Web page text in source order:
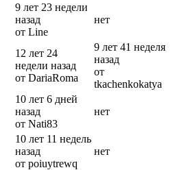
9 лет 23 недели
назад
от Line
нет
12 лет 24
недели назад
от DariaRoma
9 лет 41 неделя
назад
от
tkachenkokatya
10 лет 6 дней
назад
от Nati83
нет
10 лет 11 недель
назад
от poiuytrewq
нет